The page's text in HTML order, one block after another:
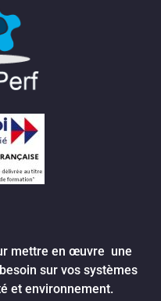
mettre en œuvre une
sur vos systèmes
et environnement.